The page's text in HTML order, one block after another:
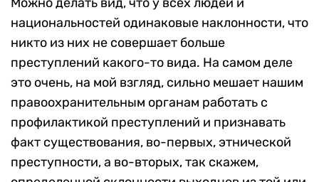
национальностей одинаковые наклонности, что
никто из них не совершает больше
преступлений какого-то вида. На самом деле
это очень, на мой взгляд, сильно мешает нашим
правоохранительным органам работать с
профилактикой преступлений и признавать
факт существования, во-первых, этнической
преступности, а во-вторых, так скажем,